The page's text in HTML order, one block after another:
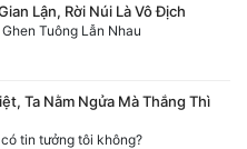
Lận, Rời Núi Là Vô Địch
Tuông Lẫn Nhau
Ta Nằm Ngửa Mà Thắng Thì
tin tưởng tôi không?